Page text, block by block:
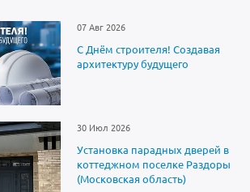
07 Авг 2026
С Днём строителя! Создавая
архитектуру будущего
30 Июл 2026
Установка парадных дверей в
коттеджном поселке Раздоры
(Московская область)